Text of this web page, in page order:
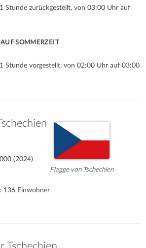
Stunde zurückgestellt, von 03:00 Uhr auf
SOMMERZEIT
Stunde vorgestellt, von 02:00 Uhr auf 03:00
(2024)
136 Einwohner
Flagge von Tschechien